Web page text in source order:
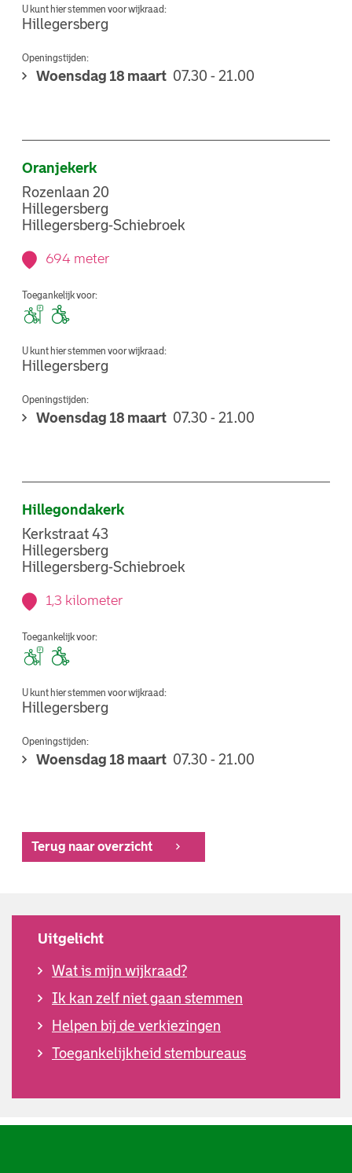
U kunt hier stemmen voor wijkraad:
Hillegersberg
Openingstijden:
Woensdag 18 maart 07.30 - 21.00
Oranjekerk
Rozenlaan 20
Hillegersberg
Hillegersberg-Schiebroek
694 meter
Toegankelijk voor:
U kunt hier stemmen voor wijkraad:
Hillegersberg
Openingstijden:
Woensdag 18 maart 07.30 - 21.00
Hillegondakerk
Kerkstraat 43
Hillegersberg
Hillegersberg-Schiebroek
1,3 kilometer
Toegankelijk voor:
U kunt hier stemmen voor wijkraad:
Hillegersberg
Openingstijden:
Woensdag 18 maart 07.30 - 21.00
Terug naar overzicht
Uitgelicht
Wat is mijn wijkraad?
Ik kan zelf niet gaan stemmen
Helpen bij de verkiezingen
Toegankelijkheid stembureaus